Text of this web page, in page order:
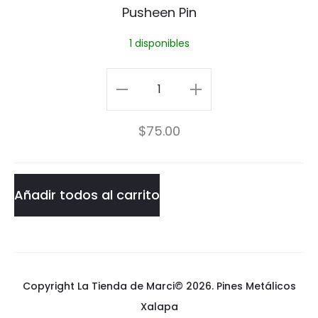
n
i
n
Pusheen Pin
1 disponibles
Pusheen
Pin
cantidad
$75.00
Añadir todos al carrito
Copyright La Tienda de Marci© 2026.Pines Metálicos
Xalapa